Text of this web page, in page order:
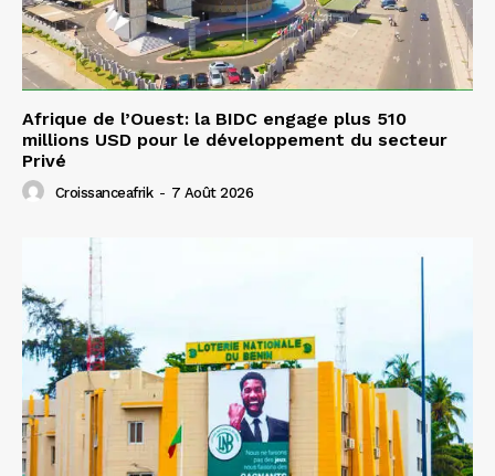
Afrique de l’Ouest: la BIDC engage plus 510
millions USD pour le développement du secteur
Privé
Croissanceafrik - 7 Août 2026